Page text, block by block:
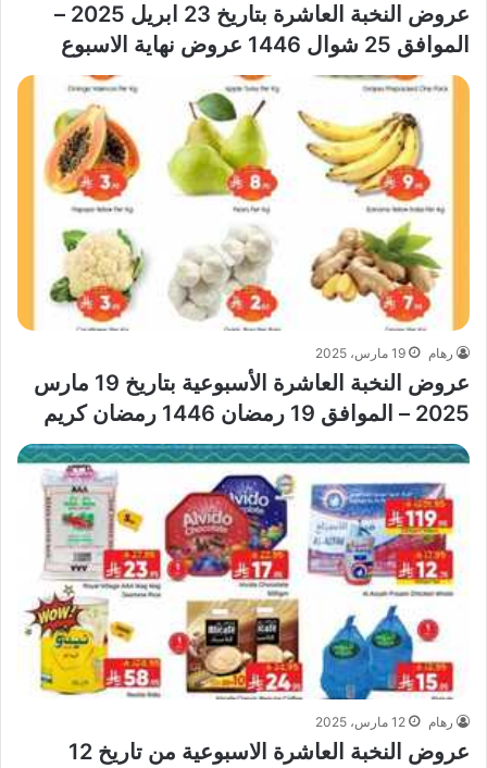
عروض النخبة العاشرة بتاريخ 23 ابريل 2025 –
الموافق 25 شوال 1446 عروض نهاية الاسبوع
رهام 19 مارس، 2025
عروض النخبة العاشرة الأسبوعية بتاريخ 19 مارس
2025 – الموافق 19 رمضان 1446 رمضان كريم
رهام 12 مارس، 2025
عروض النخبة العاشرة الاسبوعية من تاريخ 12